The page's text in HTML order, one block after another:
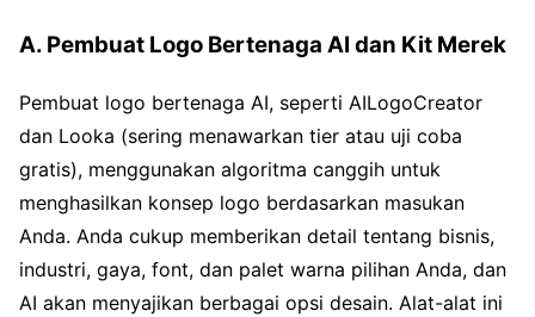
A. Pembuat Logo Bertenaga AI dan Kit Merek
Pembuat logo bertenaga AI, seperti AILogoCreator
dan Looka (sering menawarkan tier atau uji coba
gratis), menggunakan algoritma canggih untuk
menghasilkan konsep logo berdasarkan masukan
Anda. Anda cukup memberikan detail tentang bisnis,
industri, gaya, font, dan palet warna pilihan Anda, dan
AI akan menyajikan berbagai opsi desain. Alat-alat ini